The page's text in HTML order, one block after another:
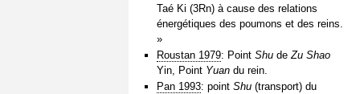
Taé Ki (3Rn) à cause des relations
énergétiques des poumons et des reins.
»
Roustan 1979: PointShu deZu Shao
Yin, Point Yuan du rein.
Pan 1993: pointShu (transport) du